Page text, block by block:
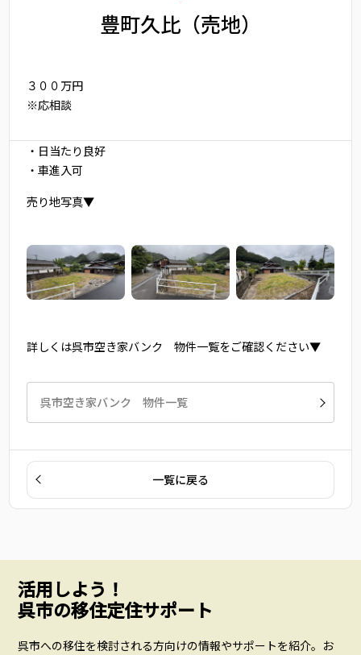
豊町久比（売地）
３００万円
※応相談
・日当たり良好
・車進入可
売り地写真▼
詳しくは呉市空き家バンク 物件一覧をご確認ください▼
呉市空き家バンク 物件一覧
一覧に戻る
活用しよう！
呉市の移住定住サポート
呉市への移住を検討される方向けの情報やサポートを紹介。お